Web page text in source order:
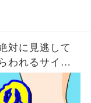
対に見逃して
われるサイン